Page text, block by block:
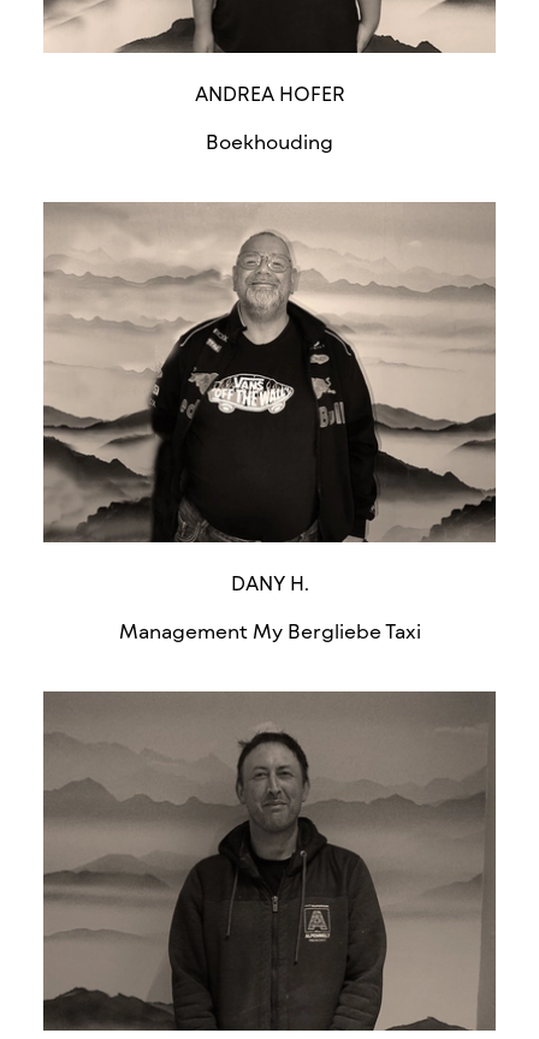
ANDREA HOFER
Boekhouding
DANY H.
Management My Bergliebe Taxi